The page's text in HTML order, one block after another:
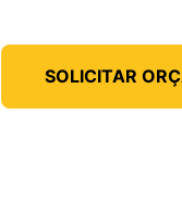
SOLICITAR